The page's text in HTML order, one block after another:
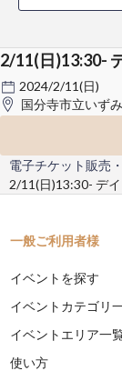
2/11(日)13:30-
2024/2/11(日)
国分寺市立いず
電子チケット販売
2/11(日)13:30- デ
一般ご利用者様
イベントを探す
イベントカテゴリ
イベントエリア一
使い方